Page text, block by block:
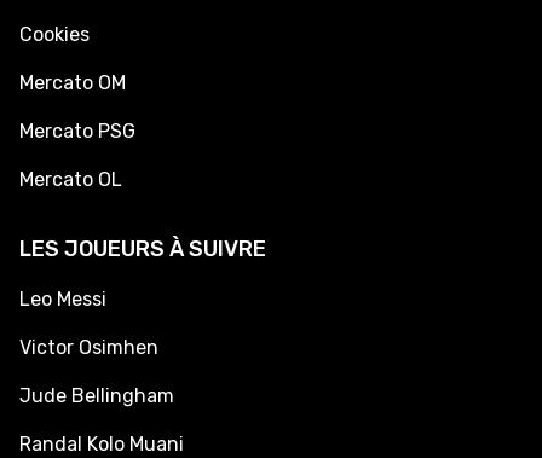
Cookies
Mercato OM
Mercato PSG
Mercato OL
LES JOUEURS À SUIVRE
Leo Messi
Victor Osimhen
Jude Bellingham
Randal Kolo Muani